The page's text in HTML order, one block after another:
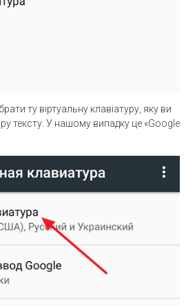
ту віртуальну клавіатуру, яку ви
тексту. У нашому випадку це «Google